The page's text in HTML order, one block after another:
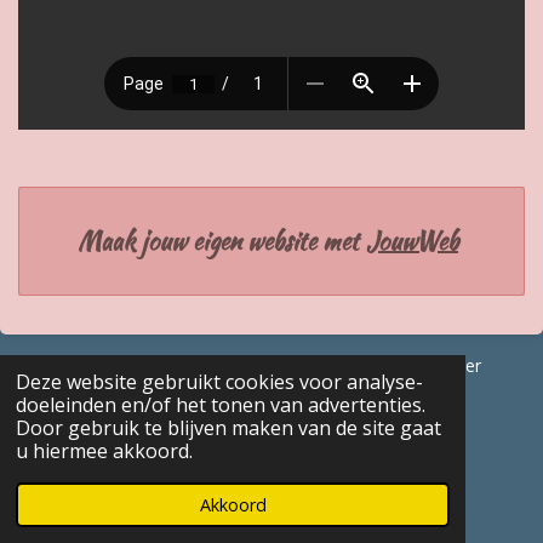
Deze website gebruikt cookies voor analyse-
doeleinden en/of het tonen van advertenties.
Door gebruik te blijven maken van de site gaat
u hiermee akkoord.
Akkoord
Maak jouw eigen website met JouwWeb
© 2017 - 2026 GENEALOGISCHE Bijdragen Marc Van Acker
Powered byJouwWeb